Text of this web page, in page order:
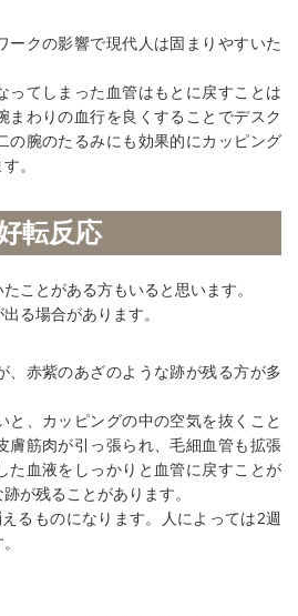
ークの影響で現代人は固まりやすいた
ってしまった血管はもとに戻すことは
まわりの血行を良くすることでデスク
の腕のたるみにも効果的にカッピング
。
転反応
ことがある方もいると思います。
る場合があります。
、赤紫のあざのような跡が残る方が多
と、カッピングの中の空気を抜くこと
膚筋肉が引っ張られ、毛細血管も拡張
た血液をしっかりと血管に戻すことが
が残ることがあります。
るものになります。人によっては2週